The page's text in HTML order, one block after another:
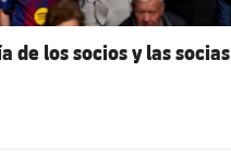
de los socios y las socias